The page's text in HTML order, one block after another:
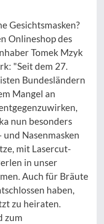
Gesichtsmasken?
Onlineshop des
Tomek Mzyk
"Seit dem 27.
Bundesländern
Mangel an
nun besonders
Nasenmasken
mit Lasercut-
in unser
Auch für Bräute
haben,
zu heiraten.
zum